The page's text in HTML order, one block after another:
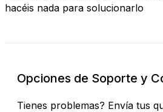
hacéis nada para solucionarlo
Opciones de Soporte y
Tienes problemas? Envía tus